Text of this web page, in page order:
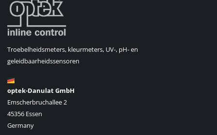
Troebelheidsmeters, kleurmeters, UV-, pH- en
geleidbaarheidssensoren
optek-Danulat GmbH
Emscherbruchallee 2
45356 Essen
Germany